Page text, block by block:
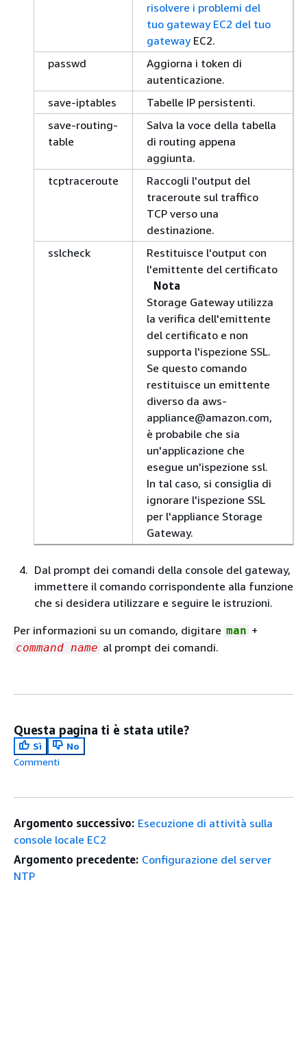
risolvere i problemi del
tuo gateway EC2 del tuo
gatewayEC2.
passwd
Aggiorna i token di
autenticazione.
save-iptables
Tabelle IP persistenti.
save-routing-
table
Salva la voce della tabella
di routing appena
aggiunta.
tcptraceroute
Raccogli l'output del
traceroute sul traffico
TCP verso una
destinazione.
sslcheck
Restituisce l'output con
l'emittente del certificato
Nota
Storage Gateway utilizza
la verifica dell'emittente
del certificato e non
supporta l'ispezione SSL.
Se questo comando
restituisce un emittente
diverso da aws-
appliance@amazon.com,
è probabile che sia
un'applicazione che
esegue un'ispezione ssl.
In tal caso, si consiglia di
ignorare l'ispezione SSL
per l'appliance Storage
Gateway.
Dal prompt dei comandi della console del gateway,
immettere il comando corrispondente alla funzione
che si desidera utilizzare e seguire le istruzioni.
Per informazioni su un comando, digitare man +
command name al prompt dei comandi.
Questa pagina ti è stata utile?
Sì
No
Commenti
Argomento successivo: Esecuzione di attività sulla
console locale EC2
Argomento precedente: Configurazione del server
NTP